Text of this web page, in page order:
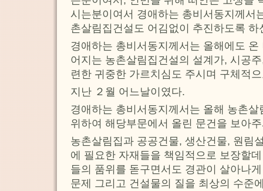
시는분이여서 경애하는 총비서동지께서
촌살림집건설도 어김없이 추진하도록 하
경애하는 총비서동지께서는 올해에도
어지는 농촌살림집건설의 설계가, 시공
련한 귀중한 가르치심도 주시며 구체적
지난 ２월 어느날이였다.
경애하는 총비서동지께서는 올해 농촌
위하여 해당부문에서 올린 문건을 보아
농촌살림집과 공공건물, 생산건물, 원림
에 필요한 자재들을 책임적으로 보장할
들의 품위를 돋구면서도 경관이 살아나
문제 그리고 건설물의 질을 최상의 수준